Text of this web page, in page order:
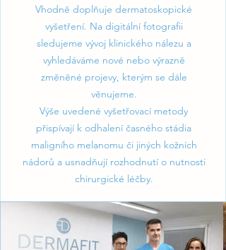
Vhodně doplňuje dermatoskopické
vyšetření. Na digitální fotografii
sledujeme vývoj klinického nálezu a
vyhledáváme nové nebo výrazně
změněné projevy, kterým se dále
věnujeme.
Výše uvedené vyšetřovací metody
přispívají k odhalení časného stádia
maligního melanomu či jiných kožních
nádorů a usnadňují rozhodnutí o nutnosti
chirurgické léčby.